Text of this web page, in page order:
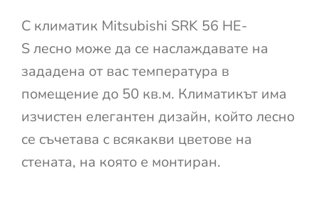
С климатик Mitsubishi SRK 56 HE-
S лесно може да се наслаждавате на
зададена от вас температура в
помещение до 50 кв.м. Климатикът има
изчистен елегантен дизайн, който лесно
се съчетава с всякакви цветове на
стената, на която е монтиран.